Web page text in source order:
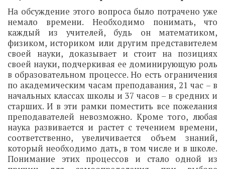
На обсуждение этого вопроса было потрачено уже
немало времени. Необходимо понимать, что
каждый из учителей, будь он математиком,
физиком, историком или другим представителем
своей науки, доказывает и стоит на позициях
своей науки, подчеркивая ее доминирующую роль
в образовательном процессе. Но есть ограничения
по академическим часам преподавания, 21 час – в
начальных классах школы и 37 часов – в средних и
старших. И в эти рамки поместить все пожелания
преподавателей невозможно. Кроме того, любая
наука развивается и растет с течением времени,
соответственно, увеличивается объем знаний,
который необходимо дать, в том числе и в школе.
Понимание этих процессов и стало одной из